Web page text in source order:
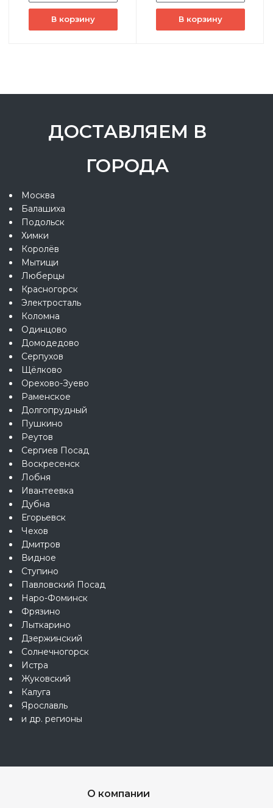
В корзину В корзину
ДОСТАВЛЯЕМ В
ГОРОДА
Москва
Балашиха
Подольск
Химки
Королёв
Мытищи
Люберцы
Красногорск
Электросталь
Коломна
Одинцово
Домодедово
Серпухов
Щёлково
Орехово-Зуево
Раменское
Долгопрудный
Пушкино
Реутов
Сергиев Посад
Воскресенск
Лобня
Ивантеевка
Дубна
Егорьевск
Чехов
Дмитров
Видное
Ступино
Павловский Посад
Наро-Фоминск
Фрязино
Лыткарино
Дзержинский
Солнечногорск
Истра
Жуковский
Калуга
Ярославль
и др. регионы
О компании